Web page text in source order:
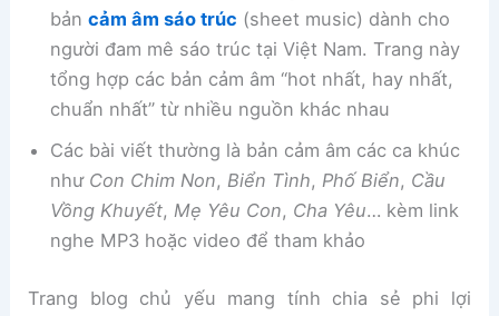
bảncảm âm sáo trúc (sheet music) dành cho
người đam mê sáo trúc tại Việt Nam. Trang này
tổng hợp các bản cảm âm “hot nhất, hay nhất,
chuẩn nhất” từ nhiều nguồn khác nhau
Các bài viết thường là bản cảm âm các ca khúc
như Con Chim Non,Biển Tình,Phố Biển, Cầu
Vồng Khuyết,Mẹ Yêu Con, Cha Yêu… kèm link
nghe MP3 hoặc video để tham khảo
Trang blog chủ yếu mang tính chia sẻ phi lợi